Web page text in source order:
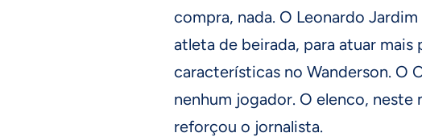
compra, nada. O Leonardo
atleta de beirada, para atuar
características no Wanderson. O
nenhum jogador. O elenco, neste
reforçou o jornalista.